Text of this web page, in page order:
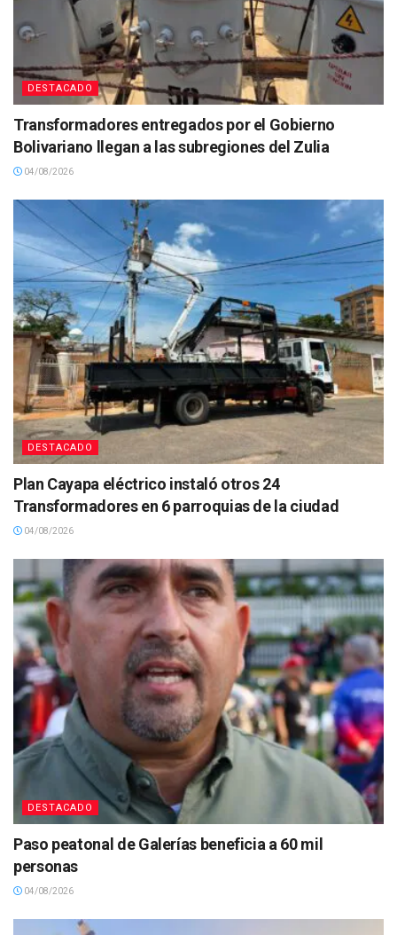
DESTACADO
Transformadores entregados por el Gobierno
Bolivariano llegan a las subregiones del Zulia
04/08/2026
DESTACADO
Plan Cayapa eléctrico instaló otros 24
Transformadores en 6 parroquias de la ciudad
04/08/2026
DESTACADO
Paso peatonal de Galerías beneficia a 60 mil
personas
04/08/2026